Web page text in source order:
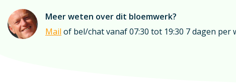
Meer weten over dit bloemwerk?
Mail of bel/chat vanaf 07:30 tot 19:30 7 dagen per